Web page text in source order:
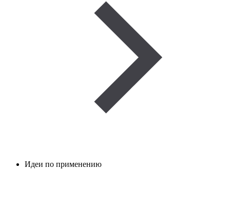
Идеи по применению